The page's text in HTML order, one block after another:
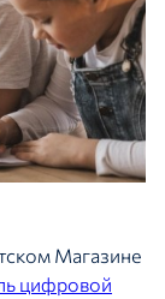
Магазине
цифровой